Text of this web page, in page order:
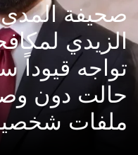
صحيفة
الزيدي
تواجه قيوداً
حالت دون
ملفات